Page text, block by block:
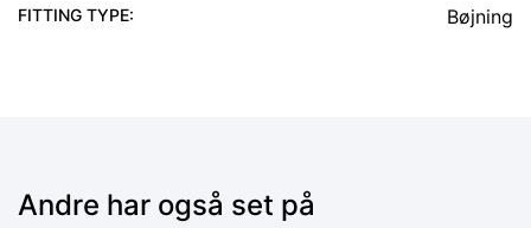
FITTING TYPE: Bøjning
Andre har også set på